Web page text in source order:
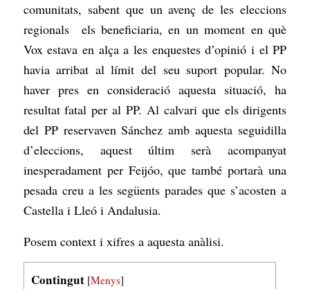
comunitats, sabent que un avenç de les eleccions
regionals els beneficiaria, en un moment en què
Vox estava en alça a les enquestes d’opinió i el PP
havia arribat al límit del seu suport popular. No
haver pres en consideració aquesta situació, ha
resultat fatal per al PP. Al calvari que els dirigents
del PP reservaven Sánchez amb aquesta seguidilla
d’eleccions, aquest últim serà acompanyat
inesperadament per Feijóo, que també portarà una
pesada creu a les següents parades que s’acosten a
Castella i Lleó i Andalusia.
Posem context i xifres a aquesta anàlisi.
Contingut [Menys]